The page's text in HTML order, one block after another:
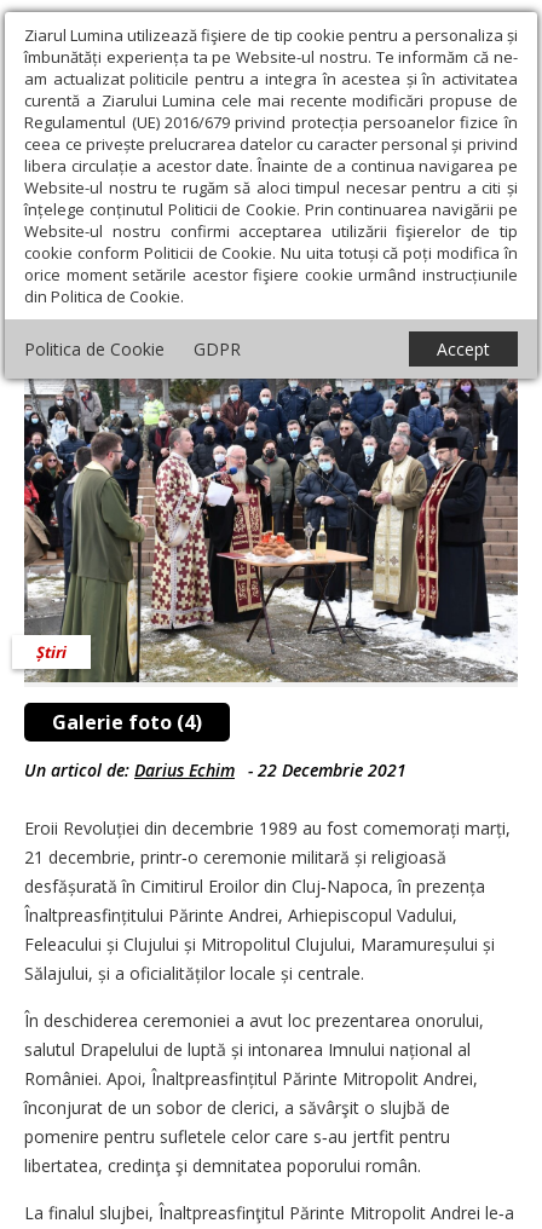
Ziarul Lumina utilizează fişiere de tip cookie pentru a personaliza și
îmbunătăți experiența ta pe Website-ul nostru. Te informăm că ne-
am actualizat politicile pentru a integra în acestea și în activitatea
curentă a Ziarului Lumina cele mai recente modificări propuse de
Regulamentul (UE) 2016/679 privind protecția persoanelor fizice în
ceea ce privește prelucrarea datelor cu caracter personal și privind
libera circulație a acestor date. Înainte de a continua navigarea pe
Website-ul nostru te rugăm să aloci timpul necesar pentru a citi și
înțelege conținutul Politicii de Cookie. Prin continuarea navigării pe
Website-ul nostru confirmi acceptarea utilizării fişierelor de tip
cookie conform Politicii de Cookie. Nu uita totuși că poți modifica în
orice moment setările acestor fişiere cookie urmând instrucțiunile
din Politica de Cookie.
Politica de Cookie GDPR Accept
Ziarul Lumina › Actualitate religioasă › Știri › Eroii Revoluției din
decembrie 1989 comemorați la Cluj-Napoca
Eroii Revoluției din decembrie 1989
comemorați la Cluj-Napoca
Galerie foto (4)
Știri
Un articol de: Darius Echim - 22 Decembrie 2021
Eroii Revoluției din decembrie 1989 au fost comemorați marți,
21 decembrie, printr‑o ceremonie militară și religioasă
desfășurată în Cimitirul Eroilor din Cluj‑Napoca, în prezența
Înaltpreasfințitului Părinte Andrei, Arhiepiscopul Vadului,
Feleacului și Clujului și Mitropolitul Clujului, Maramureșului și
Sălajului, și a oficialităților locale și centrale.
În deschiderea ceremoniei a avut loc prezentarea onorului,
salutul Drapelului de luptă și intonarea Imnului național al
României. Apoi, Înaltpreasfințitul Părinte Mitropolit Andrei,
înconjurat de un sobor de clerici, a săvârşit o slujbă de
pomenire pentru sufletele celor care s‑au jertfit pentru
libertatea, credinţa şi demnitatea poporului român.
La finalul slujbei, Înaltpreasfinţitul Părinte Mitropolit Andrei le‑a